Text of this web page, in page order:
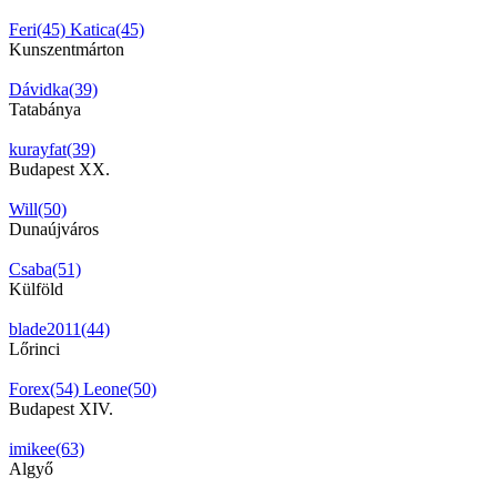
Feri(45) Katica(45)
Kunszentmárton
Dávidka(39)
Tatabánya
kurayfat(39)
Budapest XX.
Will(50)
Dunaújváros
Csaba(51)
Külföld
blade2011(44)
Lőrinci
Forex(54) Leone(50)
Budapest XIV.
imikee(63)
Algyő